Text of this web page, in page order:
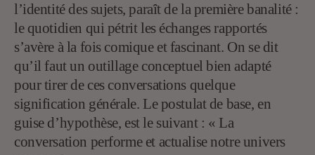
l’identité des sujets, paraît de la première banalité :
le quotidien qui pétrit les échanges rapportés
s’avère à la fois comique et fascinant. On se dit
qu’il faut un outillage conceptuel bien adapté
pour tirer de ces conversations quelque
signification générale. Le postulat de base, en
guise d’hypothèse, est le suivant : « La
conversation performe et actualise notre univers